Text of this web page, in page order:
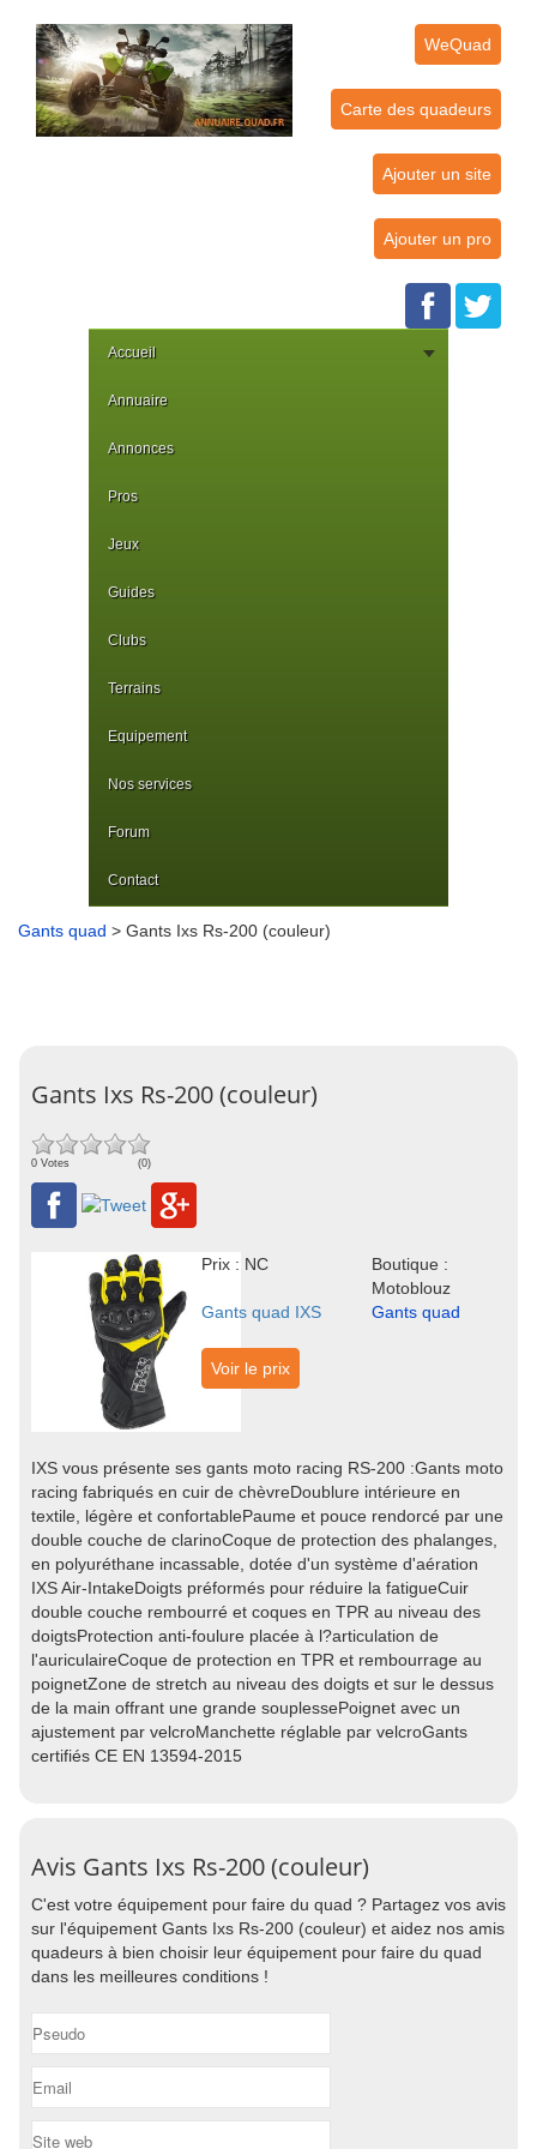
WeQuad
Carte des quadeurs
Ajouter un site
Ajouter un pro
Accueil
Annuaire
Annonces
Pros
Jeux
Guides
Clubs
Terrains
Equipement
Nos services
Forum
Contact
Gants quad > Gants Ixs Rs-200 (couleur)
Gants Ixs Rs-200 (couleur)
0 Votes (0)
Prix : NC
Boutique :
Motoblouz
Gants quad IXS
Gants quad
Voir le prix
IXS vous présente ses gants moto racing RS-200 :Gants moto
racing fabriqués en cuir de chèvreDoublure intérieure en
textile, légère et confortablePaume et pouce rendorcé par une
double couche de clarinoCoque de protection des phalanges,
en polyuréthane incassable, dotée d'un système d'aération
IXS Air-IntakeDoigts préformés pour réduire la fatigueCuir
double couche rembourré et coques en TPR au niveau des
doigtsProtection anti-foulure placée à l?articulation de
l'auriculaireCoque de protection en TPR et rembourrage au
poignetZone de stretch au niveau des doigts et sur le dessus
de la main offrant une grande souplessePoignet avec un
ajustement par velcroManchette réglable par velcroGants
certifiés CE EN 13594-2015
Avis Gants Ixs Rs-200 (couleur)
C'est votre équipement pour faire du quad ? Partagez vos avis
sur l'équipement Gants Ixs Rs-200 (couleur) et aidez nos amis
quadeurs à bien choisir leur équipement pour faire du quad
dans les meilleures conditions !